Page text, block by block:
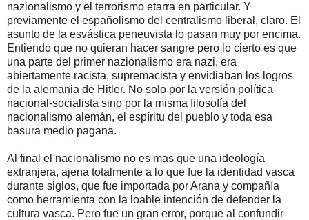
nazionalismo y el terrorismo etarra en particular. Y
previamente el españolismo del centralismo liberal, claro. El
asunto de la esvástica peneuvista lo pasan muy por encima.
Entiendo que no quieran hacer sangre pero lo cierto es que
una parte del primer nazionalismo era nazi, era
abiertamente racista, supremacista y envidiaban los logros
de la alemania de Hitler. No solo por la versión política
nacional-socialista sino por la misma filosofía del
nacionalismo alemán, el espíritu del pueblo y toda esa
basura medio pagana.
Al final el nacionalismo no es mas que una ideología
extranjera, ajena totalmente a lo que fue la identidad vasca
durante siglos, que fue importada por Arana y compañía
como herramienta con la loable intención de defender la
cultura vasca. Pero fue un gran error, porque al confundir